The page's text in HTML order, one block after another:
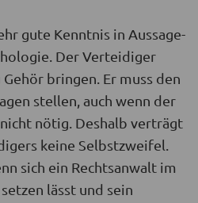
gute Kenntnis in Aussage-
Der Verteidiger
bringen. Er muss den
stellen, auch wenn der
nötig. Deshalb verträgt
keine Selbstzweifel.
sich ein Rechtsanwalt im
lässt und sein